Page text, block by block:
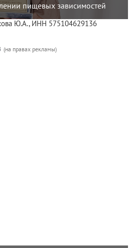
пищевых зависимостей
Ю.А., ИНН 575104629136
(на правах рекламы)